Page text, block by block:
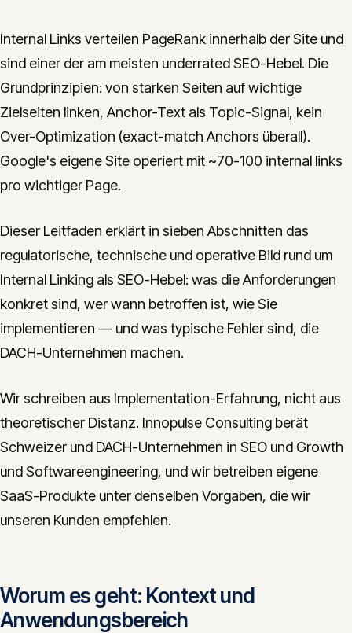
Internal Links verteilen PageRank innerhalb der Site und
sind einer der am meisten underrated SEO-Hebel. Die
Grundprinzipien: von starken Seiten auf wichtige
Zielseiten linken, Anchor-Text als Topic-Signal, kein
Over-Optimization (exact-match Anchors überall).
Google's eigene Site operiert mit ~70-100 internal links
pro wichtiger Page.
Dieser Leitfaden erklärt in sieben Abschnitten das
regulatorische, technische und operative Bild rund um
Internal Linking als SEO-Hebel: was die Anforderungen
konkret sind, wer wann betroffen ist, wie Sie
implementieren — und was typische Fehler sind, die
DACH-Unternehmen machen.
Wir schreiben aus Implementation-Erfahrung, nicht aus
theoretischer Distanz. Innopulse Consulting berät
Schweizer und DACH-Unternehmen in SEO und Growth
und Softwareengineering, und wir betreiben eigene
SaaS-Produkte unter denselben Vorgaben, die wir
unseren Kunden empfehlen.
Worum es geht: Kontext und
Anwendungsbereich